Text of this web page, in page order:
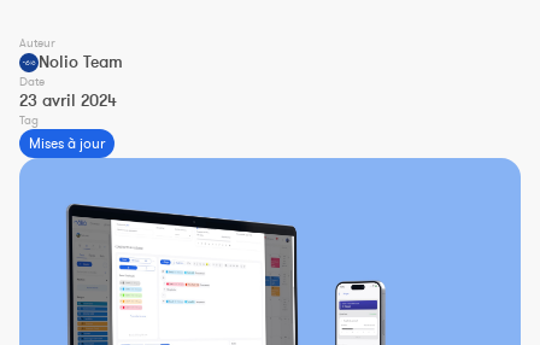
Clubs
Sportifs
Plus d'informations
Fonctionnalités
Constructeur de séances
Sportif Premium
Auteur
Nolio Team
Date
23 avril 2024
Tag
Mises à jour